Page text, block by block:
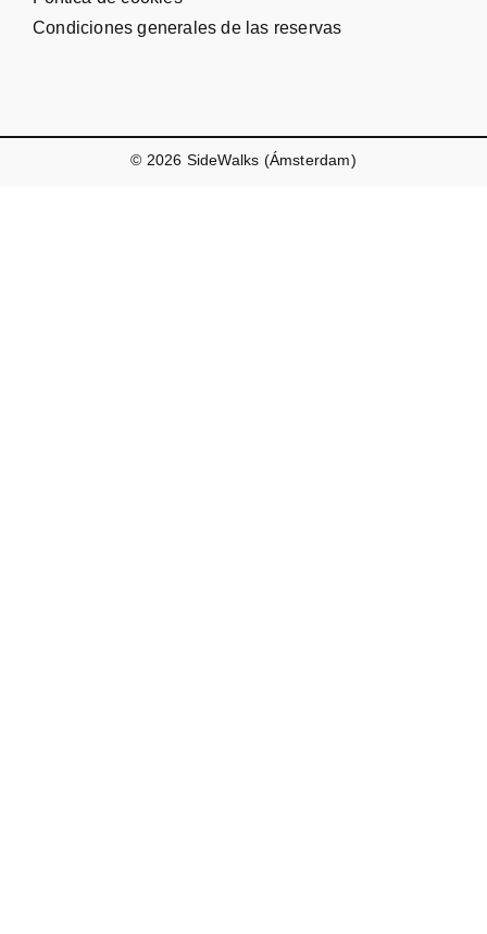
Condiciones generales de las reservas
© 2026 SideWalks (Ámsterdam)